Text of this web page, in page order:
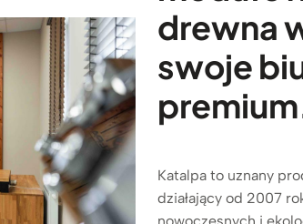
drewna
swoje
Katalpa to uznany
działający od 2007